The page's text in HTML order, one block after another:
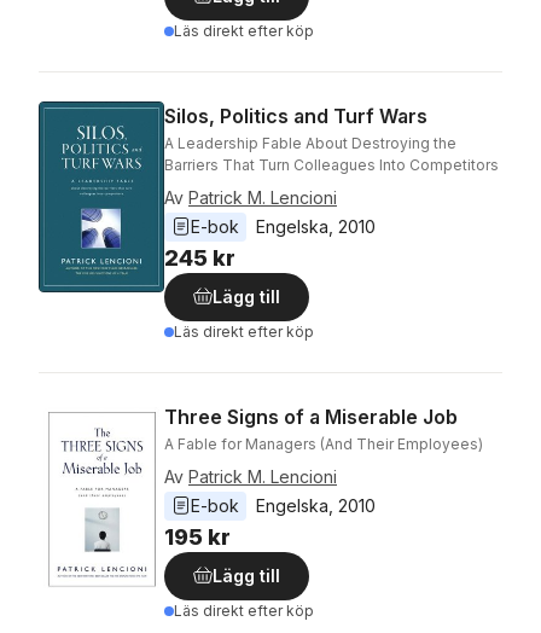
Läs direkt efter köp
Silos, Politics and Turf Wars
A Leadership Fable About Destroying the
Barriers That Turn Colleagues Into Competitors
Av Patrick M. Lencioni
E-bok
Engelska 2010
245 kr
Lägg till
Läs direkt efter köp
Three Signs of a Miserable Job
A Fable for Managers (And Their Employees)
Av Patrick M. Lencioni
E-bok
Engelska 2010
195 kr
Lägg till
Läs direkt efter köp